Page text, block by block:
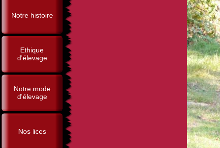
Notre histoire
Ethique
d'élevage
Notre mode
d'élevage
Nos lices